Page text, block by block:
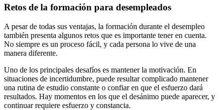
Retos de la formación para desempleados
A pesar de todas sus ventajas, la formación durante el desempleo
también presenta algunos retos que es importante tener en cuenta.
No siempre es un proceso fácil, y cada persona lo vive de una
manera diferente.
Uno de los principales desafíos es mantener la motivación. En
situaciones de incertidumbre, puede resultar complicado mantener
una rutina de estudio constante o confiar en que el esfuerzo dará
resultados. Hay momentos en los que el desánimo puede aparecer, y
continuar requiere esfuerzo y constancia.